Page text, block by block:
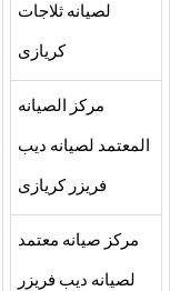
لصيانه ثلاجات
كريازى
مركز الصيانه
المعتمد لصيانه ديب
فريزر كريازى
مركز صيانه معتمد
لصيانه ديب فريزر